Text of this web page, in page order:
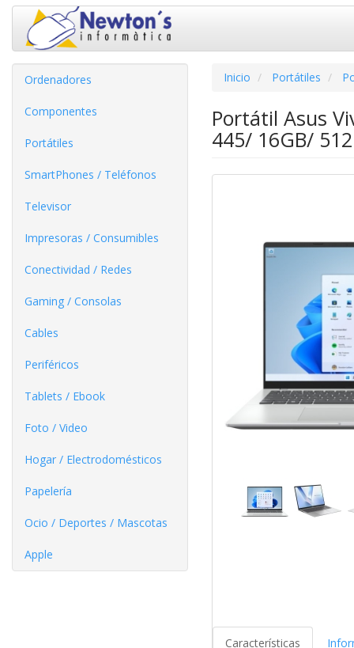
Ordenadores
Componentes
Portátiles
SmartPhones / Teléfonos
Televisor
Impresoras / Consumibles
Conectividad / Redes
Gaming / Consolas
Cables
Periféricos
Tablets / Ebook
Foto / Video
Hogar / Electrodomésticos
Papelería
Ocio / Deportes / Mascotas
Apple
Inicio Portátiles
Portátil Asus
445/ 16GB/
Características